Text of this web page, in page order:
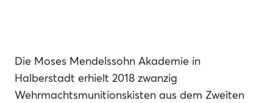
Die Moses Mendelssohn Akademie in
Halberstadt erhielt 2018 zwanzig
Wehrmachtsmunitionskisten aus dem Zweiten